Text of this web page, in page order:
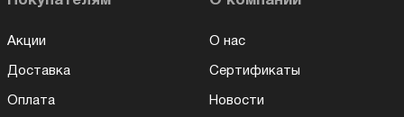
Акции
Доставка
Оплата
О нас
Сертификаты
Новости